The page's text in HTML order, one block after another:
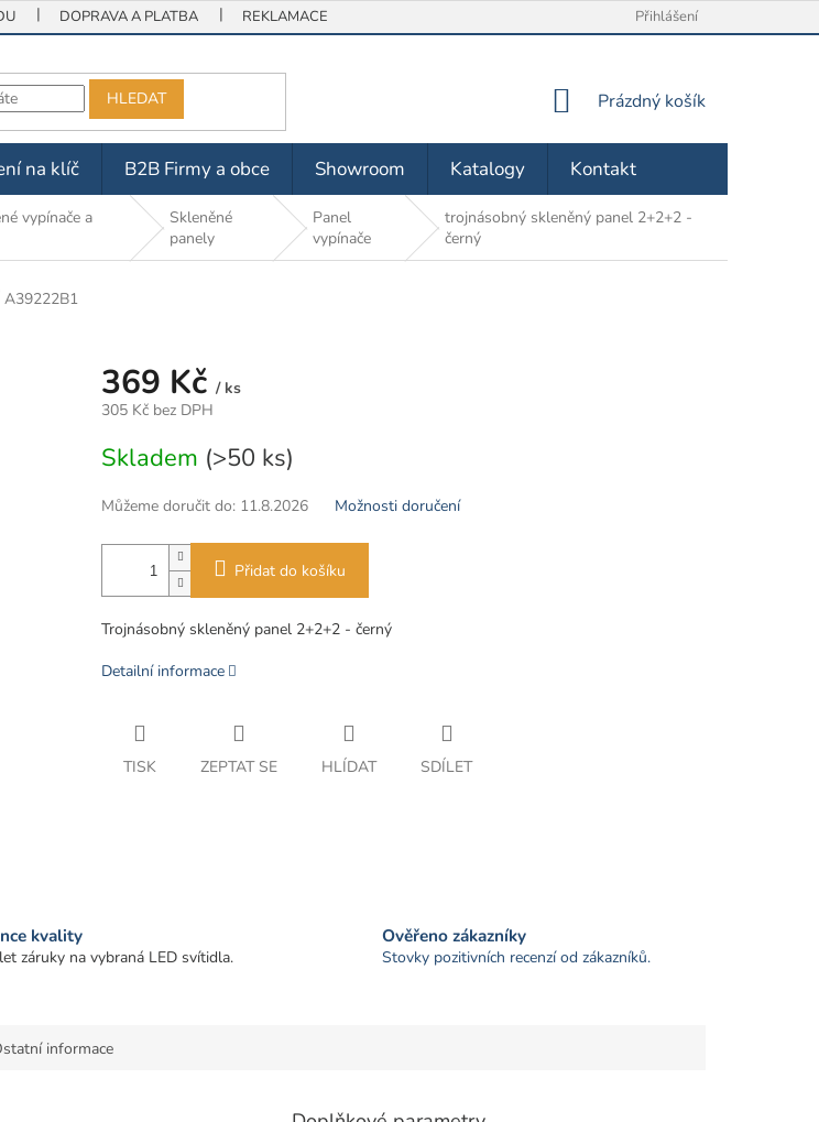
DOPRAVA A PLATBA REKLAMACE / VRÁCENÍ ZBOŽÍ OBCHODNÍ PODMÍNKY
Přihlášení
HLEDAT
NÁKUPNÍ
Prázdný košík
na klíč B2B Firmy a obce Showroom Katalogy Kontakt
vypínače a
Skleněné
panely
Panel
vypínače
trojnásobný skleněný panel 2+2+2 -
černý
A39222B1
369 Kč / ks
305 Kč bez DPH
cena:
Skladem (>50 ks)
Můžeme doručit do: 11.8.2026 Možnosti doručení
Přidat do košíku
Trojnásobný skleněný panel 2+2+2 - černý
Detailní informace
TISK ZEPTAT SE HLÍDAT SDÍLET
kvality
záruky na vybraná LED svítidla.
Ověřeno zákazníky
Stovky pozitivních recenzí od zákazníků.
informace